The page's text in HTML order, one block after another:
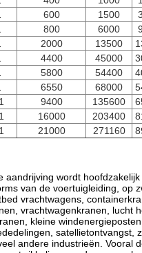
600 1500
800 6000
2000 13500
4400 45000
5800 54400
6550 68000
9400 135600
16000 203400
21000 271160
aandrijving wordt
van de voertuigleiding, op
vrachtwagens,
vrachtwagenkranen, lucht
kleine windenergieposten,
satellietontvangst,
andere industrieën. Vooral